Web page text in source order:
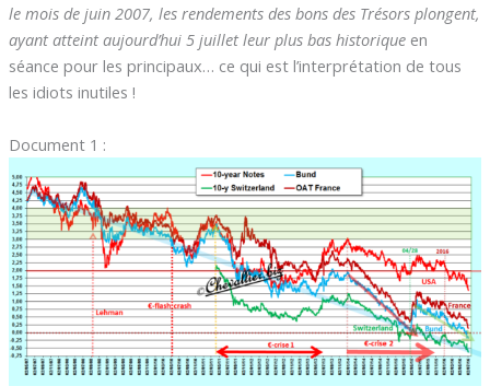
le mois de juin 2007, les rendements des bons des Trésors plongent,
ayant atteint aujourd’hui 5 juillet leur plus bas historique en
séance pour les principaux… ce qui est l’interprétation de tous
les idiots inutiles !
Document 1 :